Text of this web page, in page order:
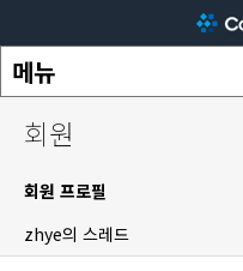
회원
회원 프로필
zhye의 스레드